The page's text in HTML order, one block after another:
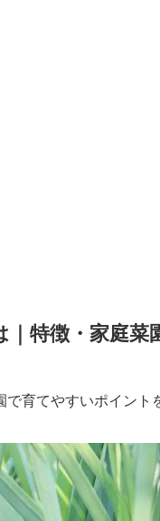
｜特徴・家庭菜
育てやすいポイント